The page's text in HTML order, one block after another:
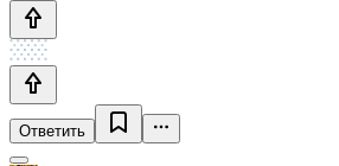
Ответить